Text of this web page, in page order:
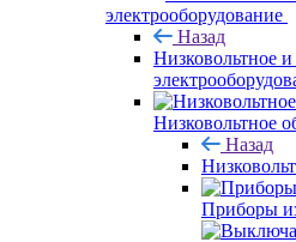
электрооборудование
Назад
Низковольтное
Низковольтное
Назад
Приборы